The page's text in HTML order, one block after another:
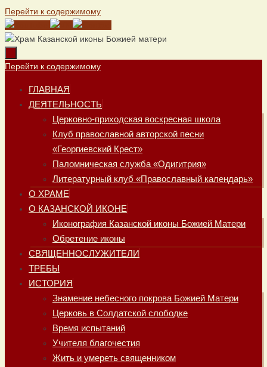
Перейти к содержимому
Перейти к содержимому
ГЛАВНАЯ
ДЕЯТЕЛЬНОСТЬ
Церковно-приходская воскресная школа
Клуб православной авторской песни
«Георгиевский Крест»
Паломническая служба «Одигитрия»
Литературный клуб «Православный календарь»
О ХРАМЕ
О КАЗАНСКОЙ ИКОНЕ
Иконография Казанской иконы Божией Матери
Обретение иконы
СВЯЩЕННОСЛУЖИТЕЛИ
ТРЕБЫ
ИСТОРИЯ
Знамение небесного покрова Божией Матери
Церковь в Солдатской слободке
Время испытаний
Учителя благочестия
Жить и умереть священником